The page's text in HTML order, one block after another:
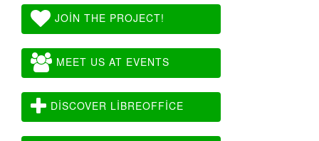
JOIN THE PROJECT!
MEET US AT EVENTS
DISCOVER LIBREOFFICE